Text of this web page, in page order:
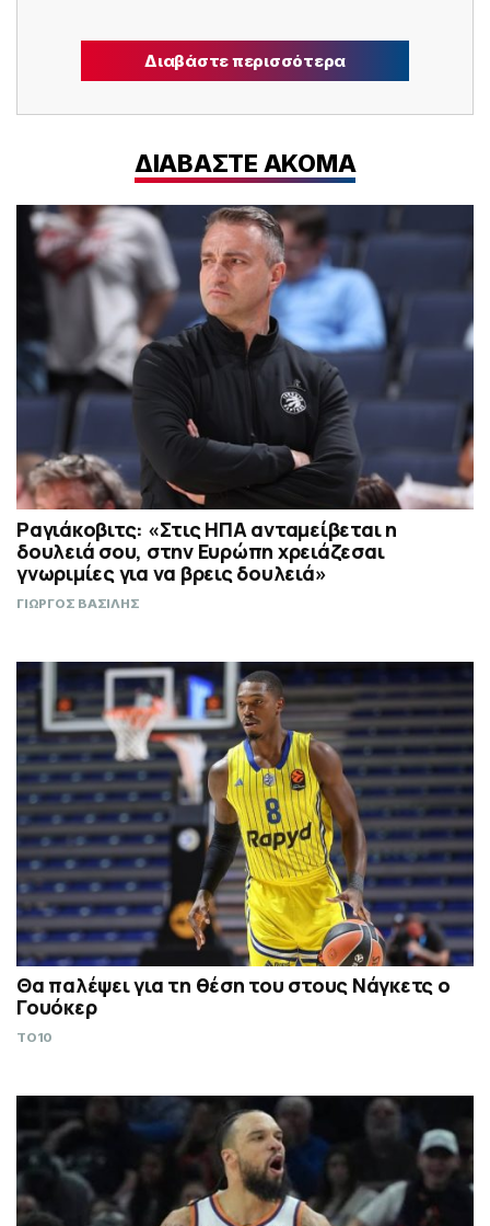
Διαβάστε περισσότερα
ΔΙΑΒΑΣΤΕ ΑΚΟΜΑ
Ραγιάκοβιτς: «Στις ΗΠΑ ανταμείβεται η
δουλειά σου, στην Ευρώπη χρειάζεσαι
γνωριμίες για να βρεις δουλειά»
ΓΙΩΡΓΟΣ ΒΑΣΙΛΗΣ
Θα παλέψει για τη θέση του στους Νάγκετς ο
Γουόκερ
TO10